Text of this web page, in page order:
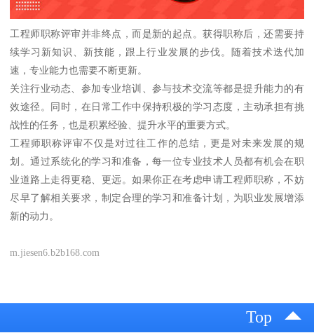
工程师职称评审并非终点，而是新的起点。获得职称后，还需要持
续学习新知识、新技能，跟上行业发展的步伐。随着技术迭代加
速，专业能力也需要不断更新。
关注行业动态、参加专业培训、参与技术交流等都是提升能力的有
效途径。同时，在日常工作中保持积极的学习态度，主动承担有挑
战性的任务，也是积累经验、提升水平的重要方式。
工程师职称评审不仅是对过往工作的总结，更是对未来发展的规
划。通过系统化的学习和准备，每一位专业技术人员都有机会在职
业道路上走得更稳、更远。如果你正在考虑申请工程师职称，不妨
尽早了解相关要求，制定合理的学习和准备计划，为职业发展增添
新的动力。
m.jiesen6.b2b168.com
Top